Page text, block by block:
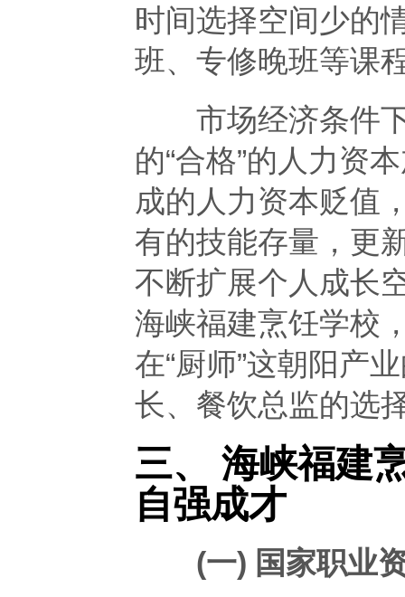
时间选择空间少的
班、专修晚班等课
市场经济条件下
的“合格”的人力资
成的人力资本贬值
有的技能存量，更
不断扩展个人成长
海峡福建烹饪学校
在“厨师”这朝阳产
长、餐饮总监的选
三、 海峡福建
自强成才
(一) 国家职业资